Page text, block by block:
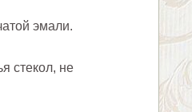
эмали.
стекол, не